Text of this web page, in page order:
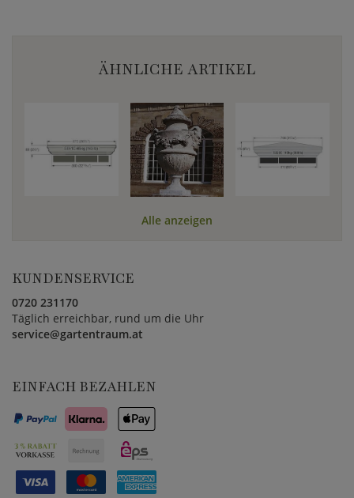
ÄHNLICHE ARTIKEL
Alle anzeigen
KUNDENSERVICE
0720 231170
Täglich erreichbar, rund um die Uhr
service@gartentraum.at
EINFACH BEZAHLEN